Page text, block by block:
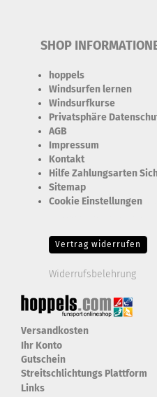
SHOP
hoppels
Windsurfen lernen
Windsurfkurse
Privatsphäre
AGB
Impressum
Kontakt
Hilfe Zahlungsarten
Sitemap
Cookie Einstellungen
Vertrag widerrufen
Widerrufsbelehrung
Versandkosten
Ihr Konto
Gutschein
Streitschlichtungs Plattform
Links